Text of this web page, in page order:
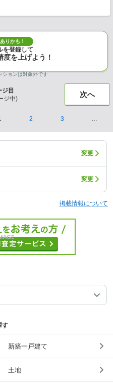
りかも！
を登録して
度を上げよう！
ョンは対象外です
目
ジ中) 次へ
2 3 …
変更
変更
掲載情報について
す
新築一戸建て
土地